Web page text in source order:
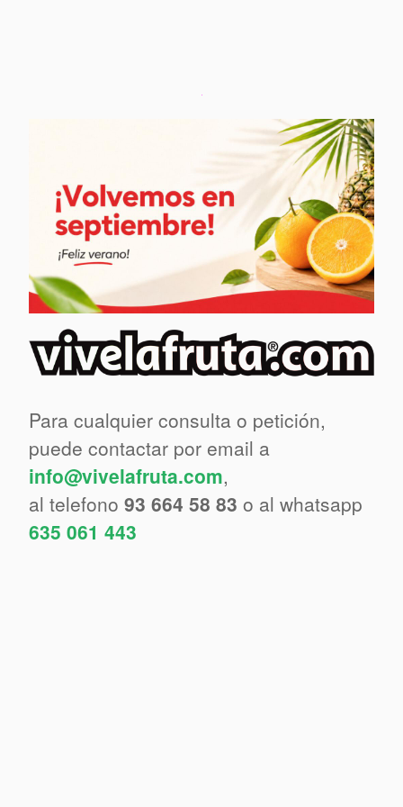
Para cualquier consulta o petición,
puede contactar por email a
info@vivelafruta.com,
al telefono 93 664 58 83 o al whatsapp
635 061 443